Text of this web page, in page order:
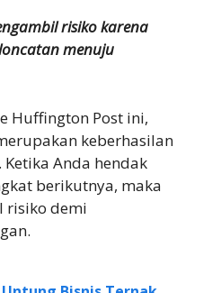
risiko karena
menuju
Huffington Post ini,
keberhasilan
Anda hendak
berikutnya, maka
risiko demi